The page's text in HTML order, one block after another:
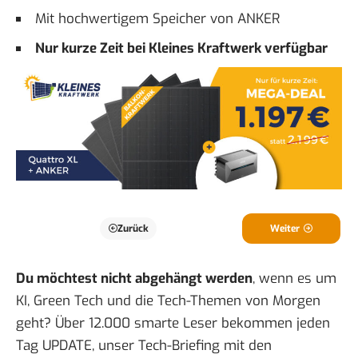
Mit hochwertigem Speicher von ANKER
Nur kurze Zeit bei Kleines Kraftwerk verfügbar
Zurück Weiter
Du möchtest nicht abgehängt werden, wenn es um
KI, Green Tech und die Tech-Themen von Morgen
geht? Über 12.000 smarte Leser bekommen jeden
Tag UPDATE, unser Tech-Briefing mit den